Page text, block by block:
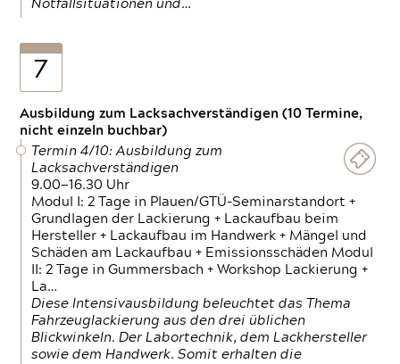
Notfallsituationen und…
7
Ausbildung zum Lacksachverständigen (10 Termine,
nicht einzeln buchbar)
Termin 4/10: Ausbildung zum
Lacksachverständigen
9.00—16.30 Uhr
Modul I: 2 Tage in Plauen/GTÜ-Seminarstandort +
Grundlagen der Lackierung + Lackaufbau beim
Hersteller + Lackaufbau im Handwerk + Mängel und
Schäden am Lackaufbau + Emissionsschäden Modul
II: 2 Tage in Gummersbach + Workshop Lackierung +
La…
Diese Intensivausbildung beleuchtet das Thema
Fahrzeuglackierung aus den drei üblichen
Blickwinkeln. Der Labortechnik, dem Lackhersteller
sowie dem Handwerk. Somit erhalten die